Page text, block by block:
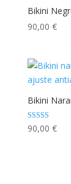
Bikini
90,00 €
Bikini
Valorado con
5.00
90,00 €